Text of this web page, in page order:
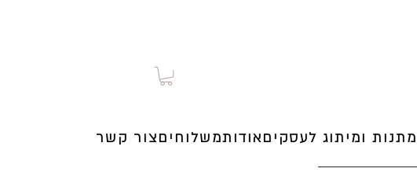
צור קשרמשלוחיםאודותמתנות ומיתוג לעסקים